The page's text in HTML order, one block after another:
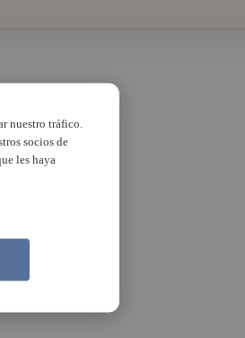
nuestro tráfico.
socios de
les haya